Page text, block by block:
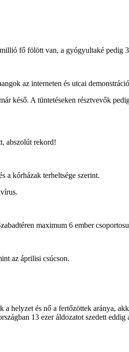
fő fölött van, a gyógyultaké pedig
az interneten és utcai
késő. A tüntetéseken résztvevők
abszolút rekord!
a kórházak terheltsége szerint.
maximum 6 ember
az áprilisi csúcson.
helyzet és nő a fertőzöttek aránya,
13 ezer áldozatot szedett